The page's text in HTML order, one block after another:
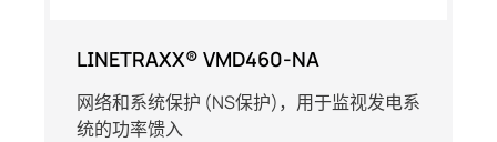
LINETRAXX® VMD460-NA
网络和系统保护 (NS保护)，用于监视发电系
统的功率馈入